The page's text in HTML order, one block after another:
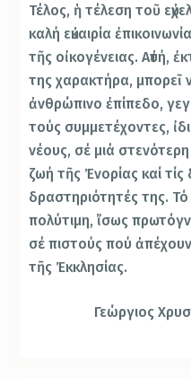
Τέλος, ἡ τέλεση τοῦ
καλή εὐκαιρία
τῆς οἰκογένειας. Αὐτή,
της χαρακτήρα, μπορεῖ
ἀνθρώπινο ἐπίπεδο,
τούς συμμετέχοντες,
νέους, σέ μιά
ζωή τῆς Ἐνορίας καί
δραστηριότητές της.
πολύτιμη, ἴσως
σέ πιστούς πού
τῆς Ἐκκλησίας.
Γεώργιος